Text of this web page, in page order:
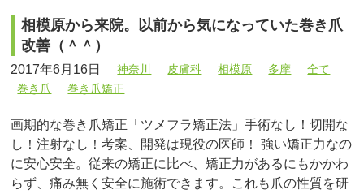
相模原から来院。以前から気になっていた巻き爪
改善（＾＾）
2017年6月16日 神奈川 皮膚科 相模原 多摩
全て
巻き爪
巻き爪矯正
画期的な巻き爪矯正「ツメフラ矯正法」手術なし！切開な
し！注射なし！考案、開発は現役の医師！ 強い矯正力なの
に安心安全。従来の矯正に比べ、矯正力があるにもかかわ
らず、痛み無く安全に施術できます。これも爪の性質を研